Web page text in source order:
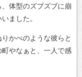
体型のズブズブに崩
ました。
かべのような彼らと
やなぁと、一人で感